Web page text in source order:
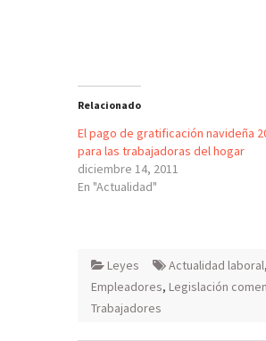
Relacionado
El pago de gratificación navideña
para las trabajadoras del hogar
diciembre 14, 2011
En "Actualidad"
Leyes Actualidad laboral,
Empleadores, Legislación
Trabajadores